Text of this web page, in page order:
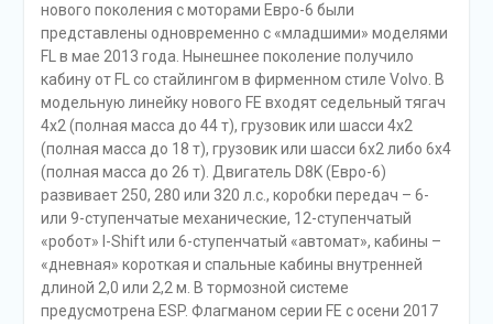
нового поколения с моторами Евро-6 были
представлены одновременно с «младшими» моделями
FL в мае 2013 года. Нынешнее поколение получило
кабину от FL со стайлингом в фирменном стиле Volvo. В
модельную линейку нового FE входят седельный тягач
4х2 (полная масса до 44 т), грузовик или шасси 4х2
(полная масса до 18 т), грузовик или шасси 6х2 либо 6х4
(полная масса до 26 т). Двигатель D8K (Евро-6)
развивает 250, 280 или 320 л.с., коробки передач – 6-
или 9-ступенчатые механические, 12-ступенчатый
«робот» I-Shift или 6-ступенчатый «автомат», кабины –
«дневная» короткая и спальные кабины внутренней
длиной 2,0 или 2,2 м. В тормозной системе
предусмотрена ESP. Флагманом серии FE с осени 2017